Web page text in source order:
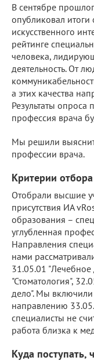
В сентябре
опубликовал
искусственного
рейтинге
человека,
деятельность. От
а этих качества
Результаты опроса
профессия врача
Мы решили
профессии врача.
Критерии отбора
Отобрали высшие
присутствия ИА
образования –
углубленная
Направления
нами
31.05.01 "Лечебное
"Стоматология",
дело". Мы
направлению
специалисты не
работа близка к
Куда поступать,